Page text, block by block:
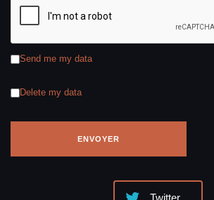
Send me my data
Delete my data